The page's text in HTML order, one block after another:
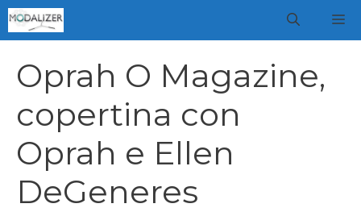
Vai
al
Oprah O Magazine,
copertina con
Oprah e Ellen
DeGeneres